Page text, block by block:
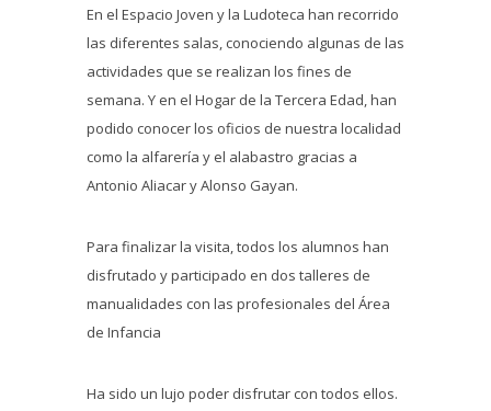
En el Espacio Joven y la Ludoteca han recorrido
las diferentes salas, conociendo algunas de las
actividades que se realizan los fines de
semana. Y en el Hogar de la Tercera Edad, han
podido conocer los oficios de nuestra localidad
como la alfarería y el alabastro gracias a
Antonio Aliacar y Alonso Gayan.
Para finalizar la visita, todos los alumnos han
disfrutado y participado en dos talleres de
manualidades con las profesionales del Área
de Infancia
Ha sido un lujo poder disfrutar con todos ellos.